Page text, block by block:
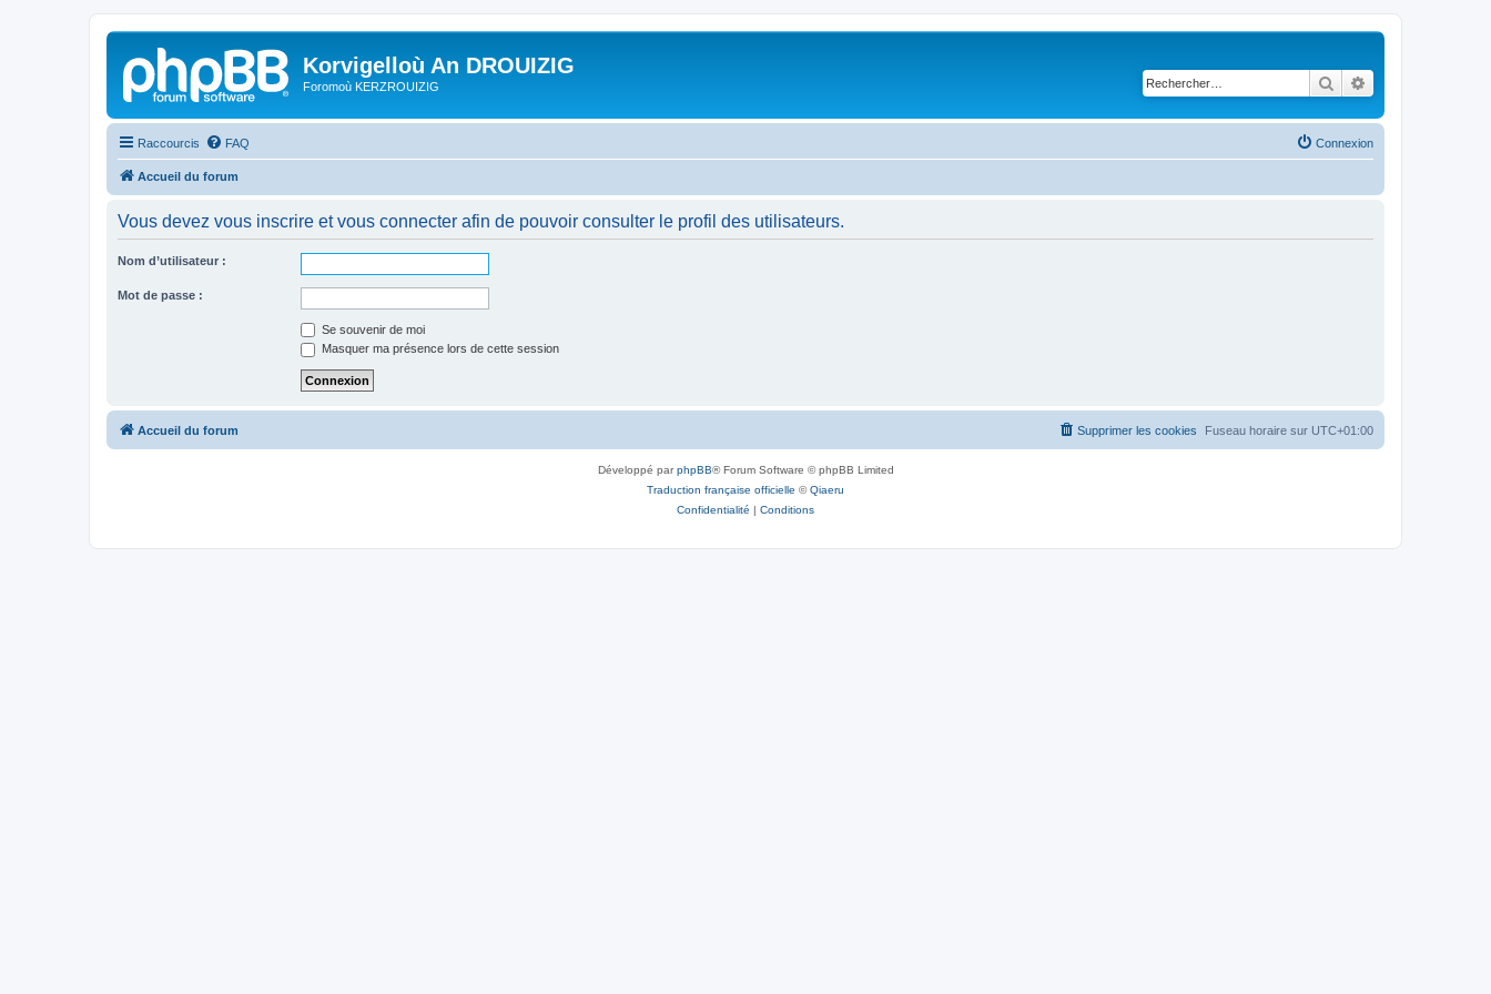
Korvigelloù An DROUIZIG
Foromoù KERZROUIZIG Rechercher
Raccourcis FAQ Connexion
Accueil du forum
Vous devez vous inscrire et vous connecter afin de pouvoir consulter le profil des utilisateurs.
Nom d’utilisateur :
Mot de passe :
Se souvenir de moi
Masquer ma présence lors de cette session
Accueil du forum Fuseau horaire sur UTC+01:00
Supprimer les cookies
Développé parphpBB® Forum Software © phpBB Limited
Traduction française officielle ©Qiaeru
Confidentialité | Conditions